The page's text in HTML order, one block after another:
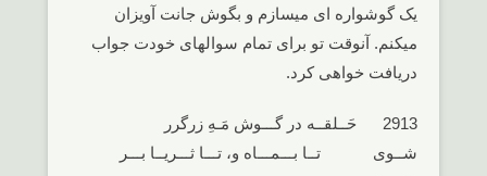
یک گوشواره ای میسازم و بگوش جانت آویزان
میکنم. آنوقت تو برای تمام سوالهای خودت جواب
دریافت خواهی کرد.
2913 حَــلقــه در گـــوش مَـهِ زرگرر
شــوی تــا بـــمـــاه و، تـــا ثـــریــا بـــر